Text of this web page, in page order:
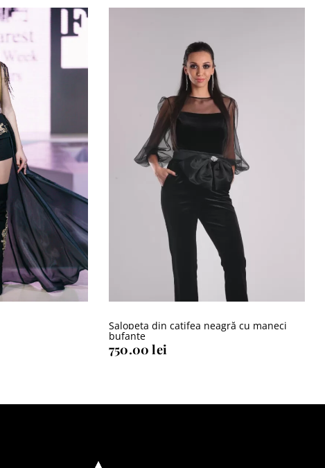
Salopeta din catifea neagră cu maneci
bufante
750.00lei